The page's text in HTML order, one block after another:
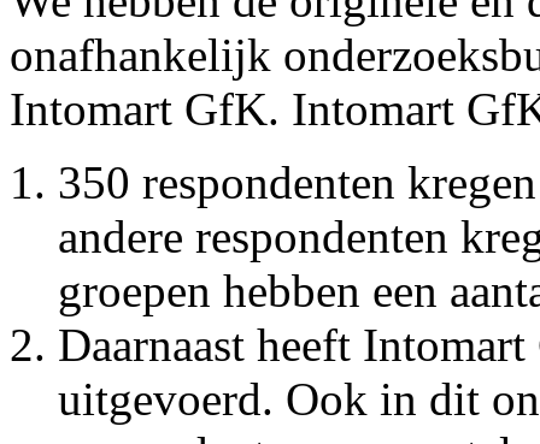
onafhankelijk
Intomart GfK. Intomart
350 respondenten
andere respondenten
groepen hebben een
Daarnaast heeft
uitgevoerd. Ook in dit